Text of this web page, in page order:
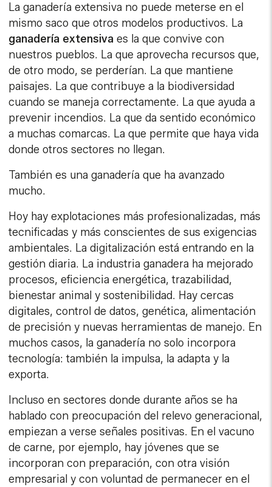
La ganadería extensiva no puede meterse en el
mismo saco que otros modelos productivos. La
ganadería extensiva es la que convive con
nuestros pueblos. La que aprovecha recursos que,
de otro modo, se perderían. La que mantiene
paisajes. La que contribuye a la biodiversidad
cuando se maneja correctamente. La que ayuda a
prevenir incendios. La que da sentido económico
a muchas comarcas. La que permite que haya vida
donde otros sectores no llegan.
También es una ganadería que ha avanzado
mucho.
Hoy hay explotaciones más profesionalizadas, más
tecnificadas y más conscientes de sus exigencias
ambientales. La digitalización está entrando en la
gestión diaria. La industria ganadera ha mejorado
procesos, eficiencia energética, trazabilidad,
bienestar animal y sostenibilidad. Hay cercas
digitales, control de datos, genética, alimentación
de precisión y nuevas herramientas de manejo. En
muchos casos, la ganadería no solo incorpora
tecnología: también la impulsa, la adapta y la
exporta.
Incluso en sectores donde durante años se ha
hablado con preocupación del relevo generacional,
empiezan a verse señales positivas. En el vacuno
de carne, por ejemplo, hay jóvenes que se
incorporan con preparación, con otra visión
empresarial y con voluntad de permanecer en el